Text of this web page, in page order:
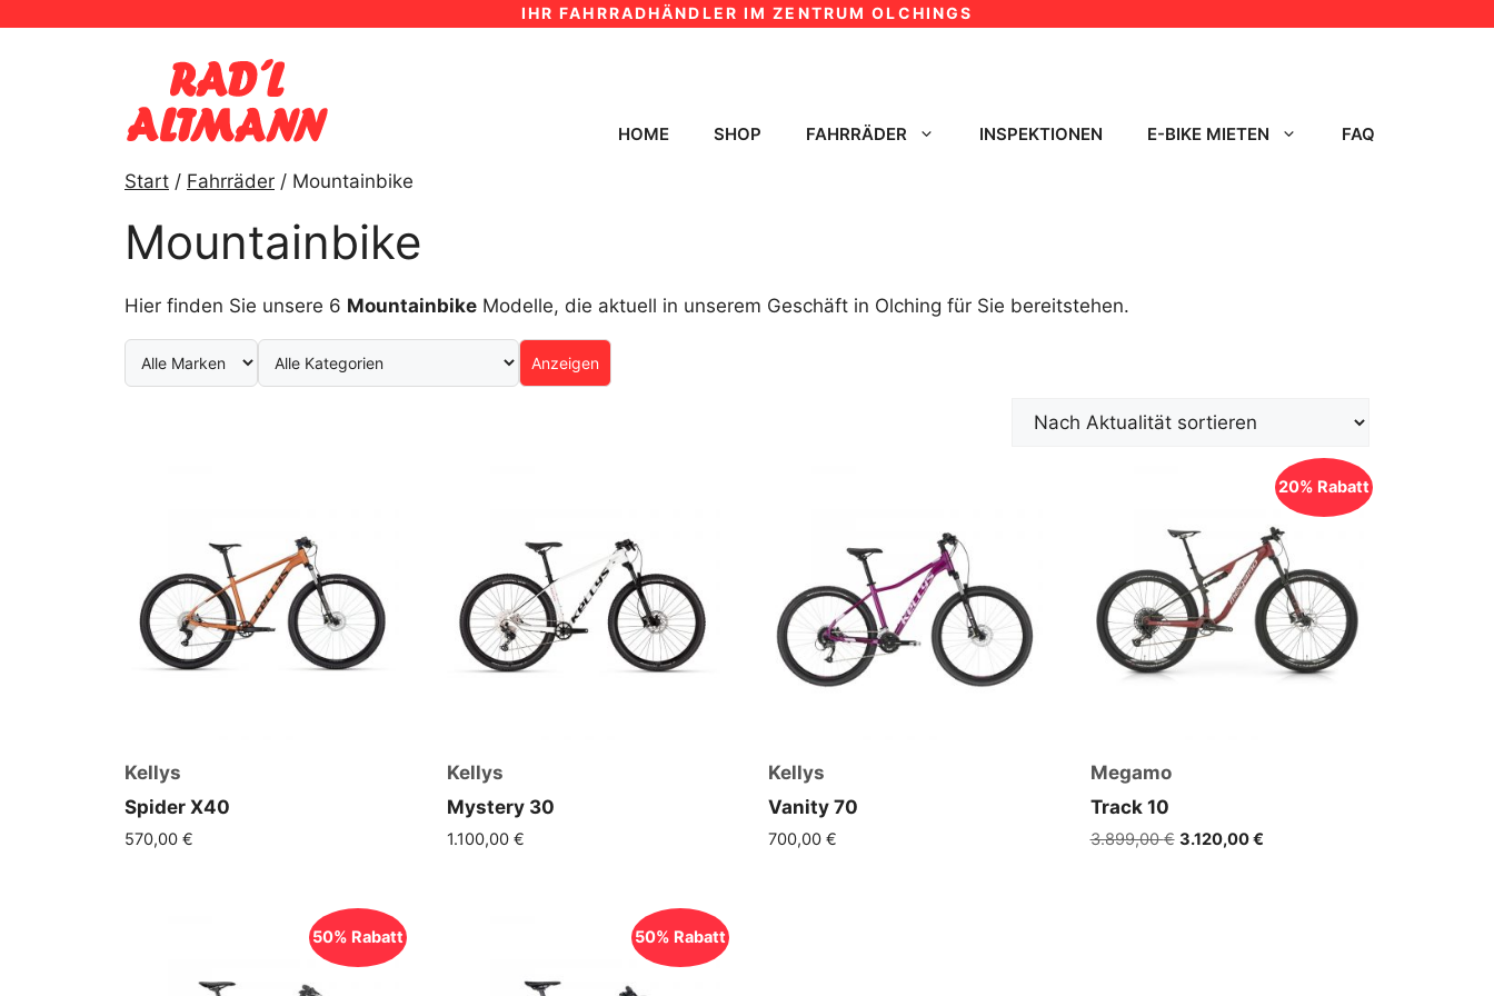
IHR FAHRRADHÄNDLER IM ZENTRUM OLCHINGS
HOME SHOP FAHRRÄDER INSPEKTIONEN E-BIKE MIETEN FAQ
Start / Fahrräder / Mountainbike
Mountainbike
Hier finden Sie unsere 6 Mountainbike Modelle, die aktuell in unserem Geschäft in Olching für Sie bereitstehen.
Anzeigen
Kellys
Spider X40
570,00 €
Kellys
Mystery 30
1.100,00 €
Kellys
Vanity 70
700,00 €
20% Rabatt
Megamo
Track 10
3.899,00€ Ursprünglicher
3.120,00€Aktueller
50% Rabatt
50% Rabatt